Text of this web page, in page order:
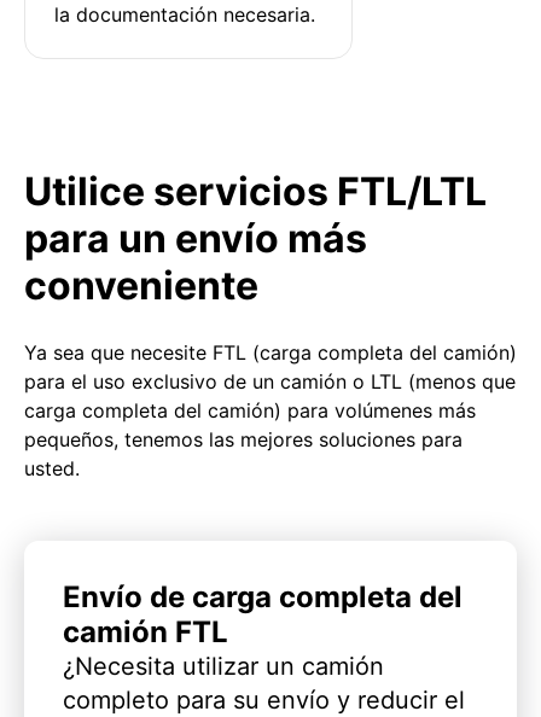
la documentación necesaria.
Utilice servicios FTL/LTL
para un envío más
conveniente
Ya sea que necesite FTL (carga completa del camión)
para el uso exclusivo de un camión o LTL (menos que
carga completa del camión) para volúmenes más
pequeños, tenemos las mejores soluciones para
usted.
Envío de carga completa del
camión FTL
¿Necesita utilizar un camión
completo para su envío y reducir el